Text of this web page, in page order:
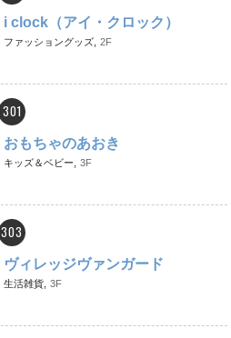
i clock（アイ・クロック）
ファッショングッズ, 2F
301
おもちゃのあおき
キッズ＆ベビー, 3F
303
ヴィレッジヴァンガード
生活雑貨, 3F